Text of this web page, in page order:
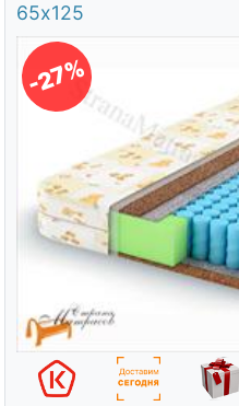
65х125
-27%